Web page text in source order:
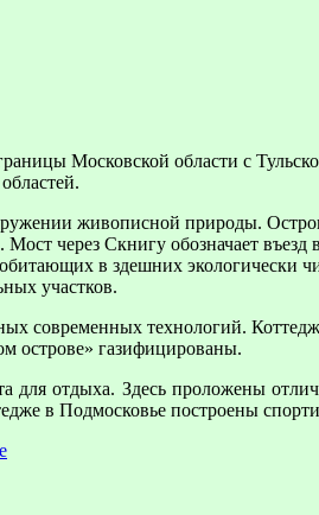
Московской области с
живописной природы.
через Скнигу обозначает
в здешних
участков.
современных технологий.
острове» газифицированы.
отдыха. Здесь проложены
в Подмосковье построены